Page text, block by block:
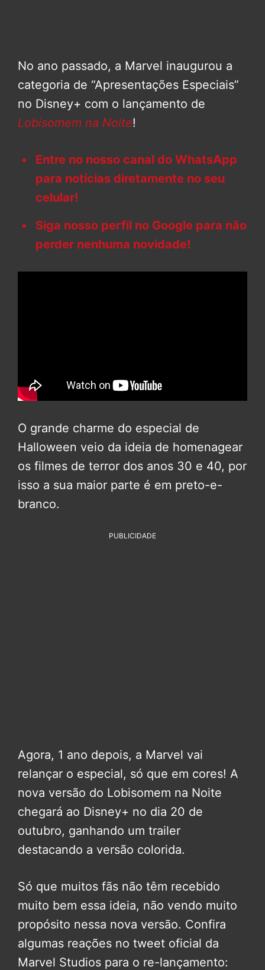
No ano passado, a Marvel inaugurou a
categoria de “Apresentações Especiais”
no Disney+ com o lançamento de
Lobisomem na Noite!
Entre no nosso canal do WhatsApp
para notícias diretamente no seu
celular!
Siga nosso perfil no Google para não
perder nenhuma novidade!
O grande charme do especial de
Halloween veio da ideia de homenagear
os filmes de terror dos anos 30 e 40, por
isso a sua maior parte é em preto-e-
branco.
PUBLICIDADE
Agora, 1 ano depois, a Marvel vai
relançar o especial, só que em cores! A
nova versão do Lobisomem na Noite
chegará ao Disney+ no dia 20 de
outubro, ganhando um trailer
destacando a versão colorida.
Só que muitos fãs não têm recebido
muito bem essa ideia, não vendo muito
propósito nessa nova versão. Confira
algumas reações no tweet oficial da
Marvel Studios para o re-lançamento: